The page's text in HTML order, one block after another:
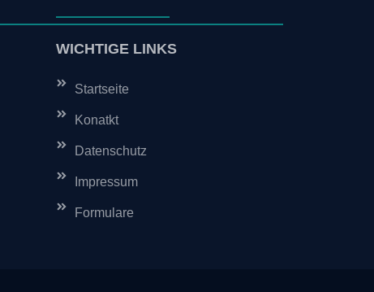
WICHTIGE LINKS
Startseite
Konatkt
Datenschutz
Impressum
Formulare